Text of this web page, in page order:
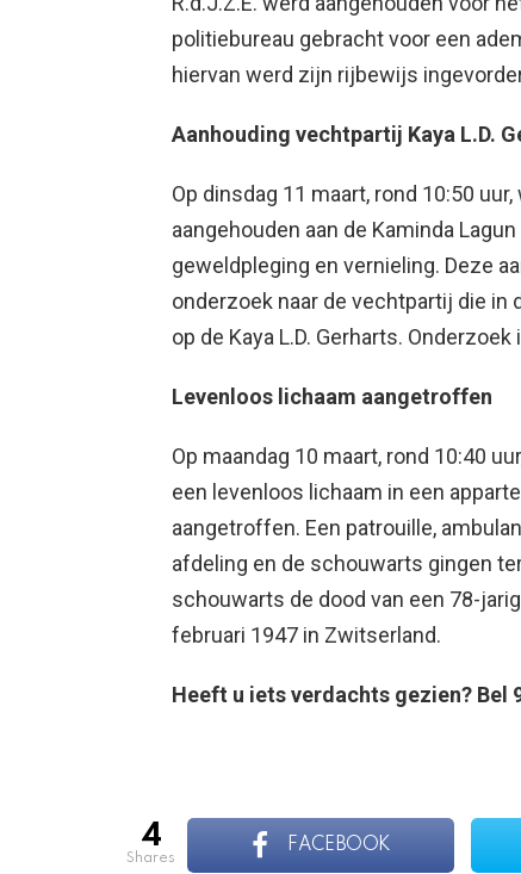
politiebureau gebracht voor een
hiervan werd zijn rijbewijs
Aanhouding vechtpartij Kaya L.D.
Op dinsdag 11 maart, rond 10:50
aangehouden aan de Kaminda
geweldpleging en vernieling. Deze
onderzoek naar de vechtpartij die in
op de Kaya L.D. Gerharts. Onderzoek
Levenloos lichaam aangetroffen
Op maandag 10 maart, rond 10:40
een levenloos lichaam in een
aangetroffen. Een patrouille,
afdeling en de schouwarts gingen
schouwarts de dood van een 78-
februari 1947 in Zwitserland.
Heeft u iets verdachts gezien? Bel
4
shares
FACEBOOK